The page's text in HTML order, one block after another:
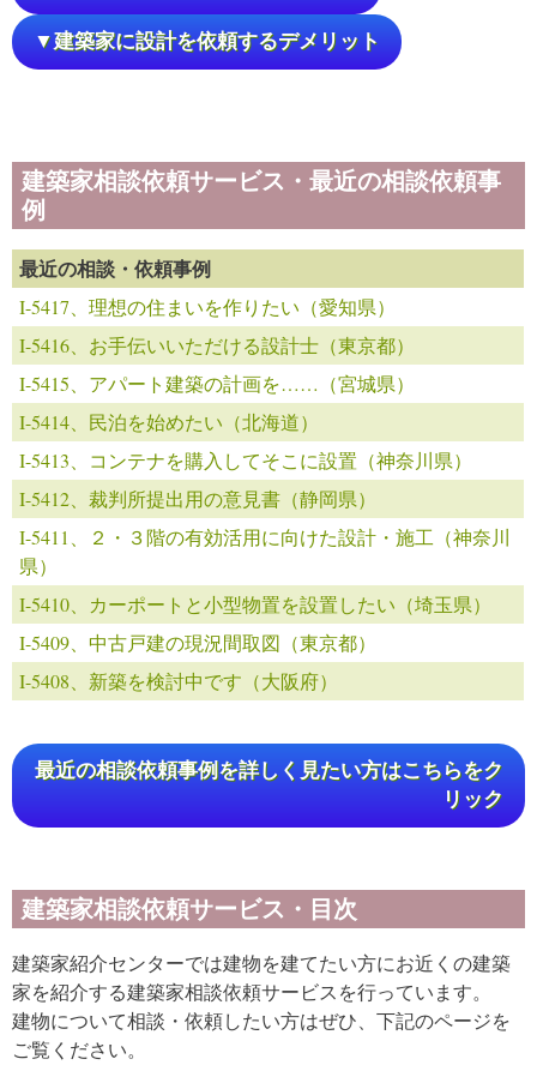
▼建築家に設計を依頼するデメリット
建築家相談依頼サービス・最近の相談依頼事
例
最近の相談・依頼事例
I-5417、理想の住まいを作りたい（愛知県）
I-5416、お手伝いいただける設計士（東京都）
I-5415、アパート建築の計画を……（宮城県）
I-5414、民泊を始めたい（北海道）
I-5413、コンテナを購入してそこに設置（神奈川県）
I-5412、裁判所提出用の意見書（静岡県）
I-5411、２・３階の有効活用に向けた設計・施工（神奈川
県）
I-5410、カーポートと小型物置を設置したい（埼玉県）
I-5409、中古戸建の現況間取図（東京都）
I-5408、新築を検討中です（大阪府）
最近の相談依頼事例を詳しく見たい方はこちらをク
リック
建築家相談依頼サービス・目次
建築家紹介センターでは建物を建てたい方にお近くの建築
家を紹介する建築家相談依頼サービスを行っています。
建物について相談・依頼したい方はぜひ、下記のページを
ご覧ください。